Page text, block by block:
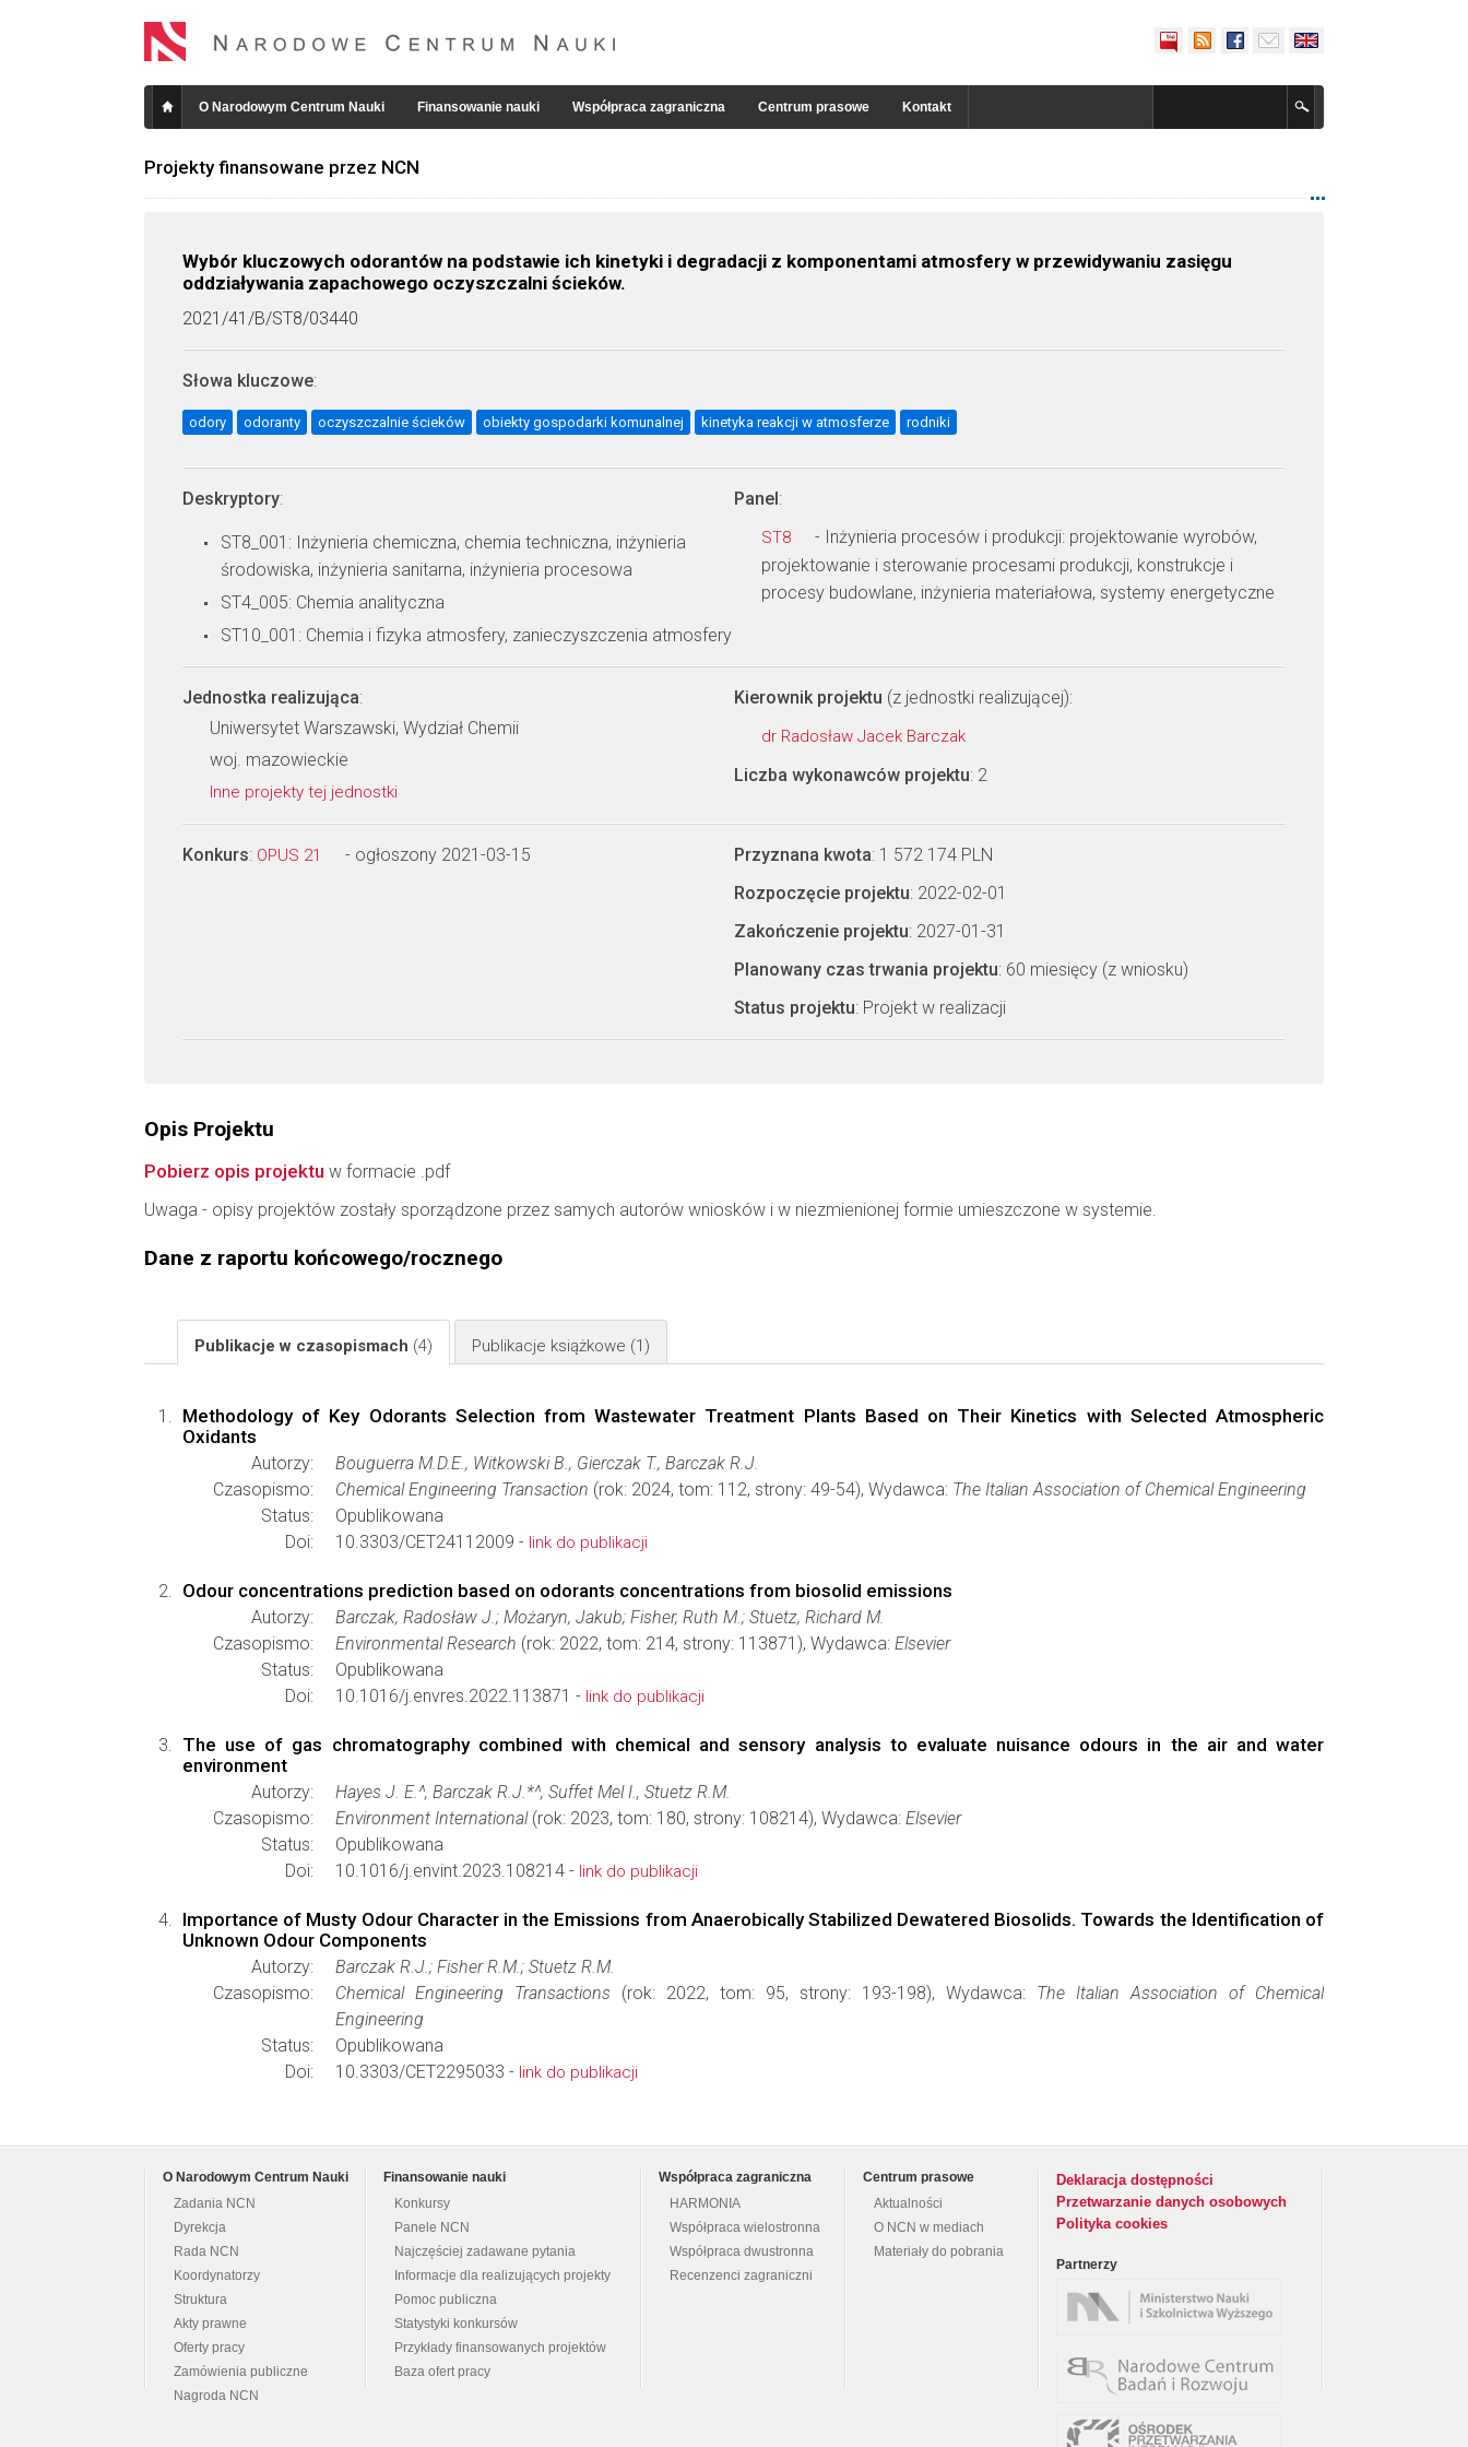
O Narodowym Centrum Nauki Finansowanie nauki Współpraca zagraniczna Centrum prasowe Kontakt
Projekty finansowane przez NCN
Wybór kluczowych odorantów na podstawie ich kinetyki i degradacji z komponentami atmosfery w przewidywaniu zasięgu
oddziaływania zapachowego oczyszczalni ścieków.
2021/41/B/ST8/03440
Słowa kluczowe:
odory odoranty oczyszczalnie ścieków obiekty gospodarki komunalnej kinetyka reakcji w atmosferze rodniki
Deskryptory:
ST8_001: Inżynieria chemiczna, chemia techniczna, inżynieria
środowiska, inżynieria sanitarna, inżynieria procesowa
ST4_005: Chemia analityczna
ST10_001: Chemia i fizyka atmosfery, zanieczyszczenia atmosfery
Panel:
ST8
- Inżynieria procesów i produkcji: projektowanie wyrobów,
projektowanie i sterowanie procesami produkcji, konstrukcje i
procesy budowlane, inżynieria materiałowa, systemy energetyczne
Jednostka realizująca:
Uniwersytet Warszawski, Wydział Chemii
woj. mazowieckie
Inne projekty tej jednostki
Kierownik projektu (z jednostki realizującej):
dr Radosław Jacek Barczak
Liczba wykonawców projektu: 2
Konkurs: OPUS 21 - ogłoszony 2021-03-15 Przyznana kwota: 1 572 174 PLN
Rozpoczęcie projektu: 2022-02-01
Zakończenie projektu: 2027-01-31
Planowany czas trwania projektu: 60 miesięcy (z wniosku)
Status projektu: Projekt w realizacji
Opis Projektu
Pobierz opis projektu w formacie .pdf
Uwaga - opisy projektów zostały sporządzone przez samych autorów wniosków i w niezmienionej formie umieszczone w systemie.
Dane z raportu końcowego/rocznego
Publikacje w czasopismach (4) Publikacje książkowe (1)
Methodology of Key Odorants Selection from Wastewater Treatment Plants Based on Their Kinetics with Selected Atmospheric
Oxidants
Autorzy:
Bouguerra M.D.E., Witkowski B., Gierczak T., Barczak R.J.
Czasopismo:
Chemical Engineering Transaction (rok: 2024, tom: 112, strony: 49-54), Wydawca: The Italian Association of Chemical Engineering
Status:
Opublikowana
Doi:
10.3303/CET24112009 - link do publikacji
Odour concentrations prediction based on odorants concentrations from biosolid emissions
Autorzy:
Barczak, Radosław J.; Możaryn, Jakub; Fisher, Ruth M.; Stuetz, Richard M.
Czasopismo:
Environmental Research (rok: 2022, tom: 214, strony: 113871), Wydawca: Elsevier
Status:
Opublikowana
Doi:
10.1016/j.envres.2022.113871 - link do publikacji
The use of gas chromatography combined with chemical and sensory analysis to evaluate nuisance odours in the air and water
environment
Autorzy:
Hayes J. E.^, Barczak R.J.*^, Suffet Mel I., Stuetz R.M.
Czasopismo:
Environment International(rok: 2023, tom: 180, strony: 108214), Wydawca: Elsevier
Status:
Opublikowana
Doi:
10.1016/j.envint.2023.108214 - link do publikacji
Importance of Musty Odour Character in the Emissions from Anaerobically Stabilized Dewatered Biosolids. Towards the Identification of
Unknown Odour Components
Autorzy:
Barczak R.J.; Fisher R.M.; Stuetz R.M.
Czasopismo:
Chemical Engineering Transactions (rok: 2022, tom: 95, strony: 193-198), Wydawca: The Italian Association of Chemical
Engineering
Status:
Opublikowana
Doi:
10.3303/CET2295033 - link do publikacji
O Narodowym Centrum Nauki
Zadania NCN
Dyrekcja
Rada NCN
Koordynatorzy
Struktura
Akty prawne
Oferty pracy
Zamówienia publiczne
Nagroda NCN
Finansowanie nauki
Konkursy
Panele NCN
Najczęściej zadawane pytania
Informacje dla realizujących projekty
Pomoc publiczna
Statystyki konkursów
Przykłady finansowanych projektów
Baza ofert pracy
Współpraca zagraniczna
HARMONIA
Współpraca wielostronna
Współpraca dwustronna
Recenzenci zagraniczni
Centrum prasowe
Aktualności
O NCN w mediach
Materiały do pobrania
Deklaracja dostępności
Przetwarzanie danych osobowych
Polityka cookies
Partnerzy